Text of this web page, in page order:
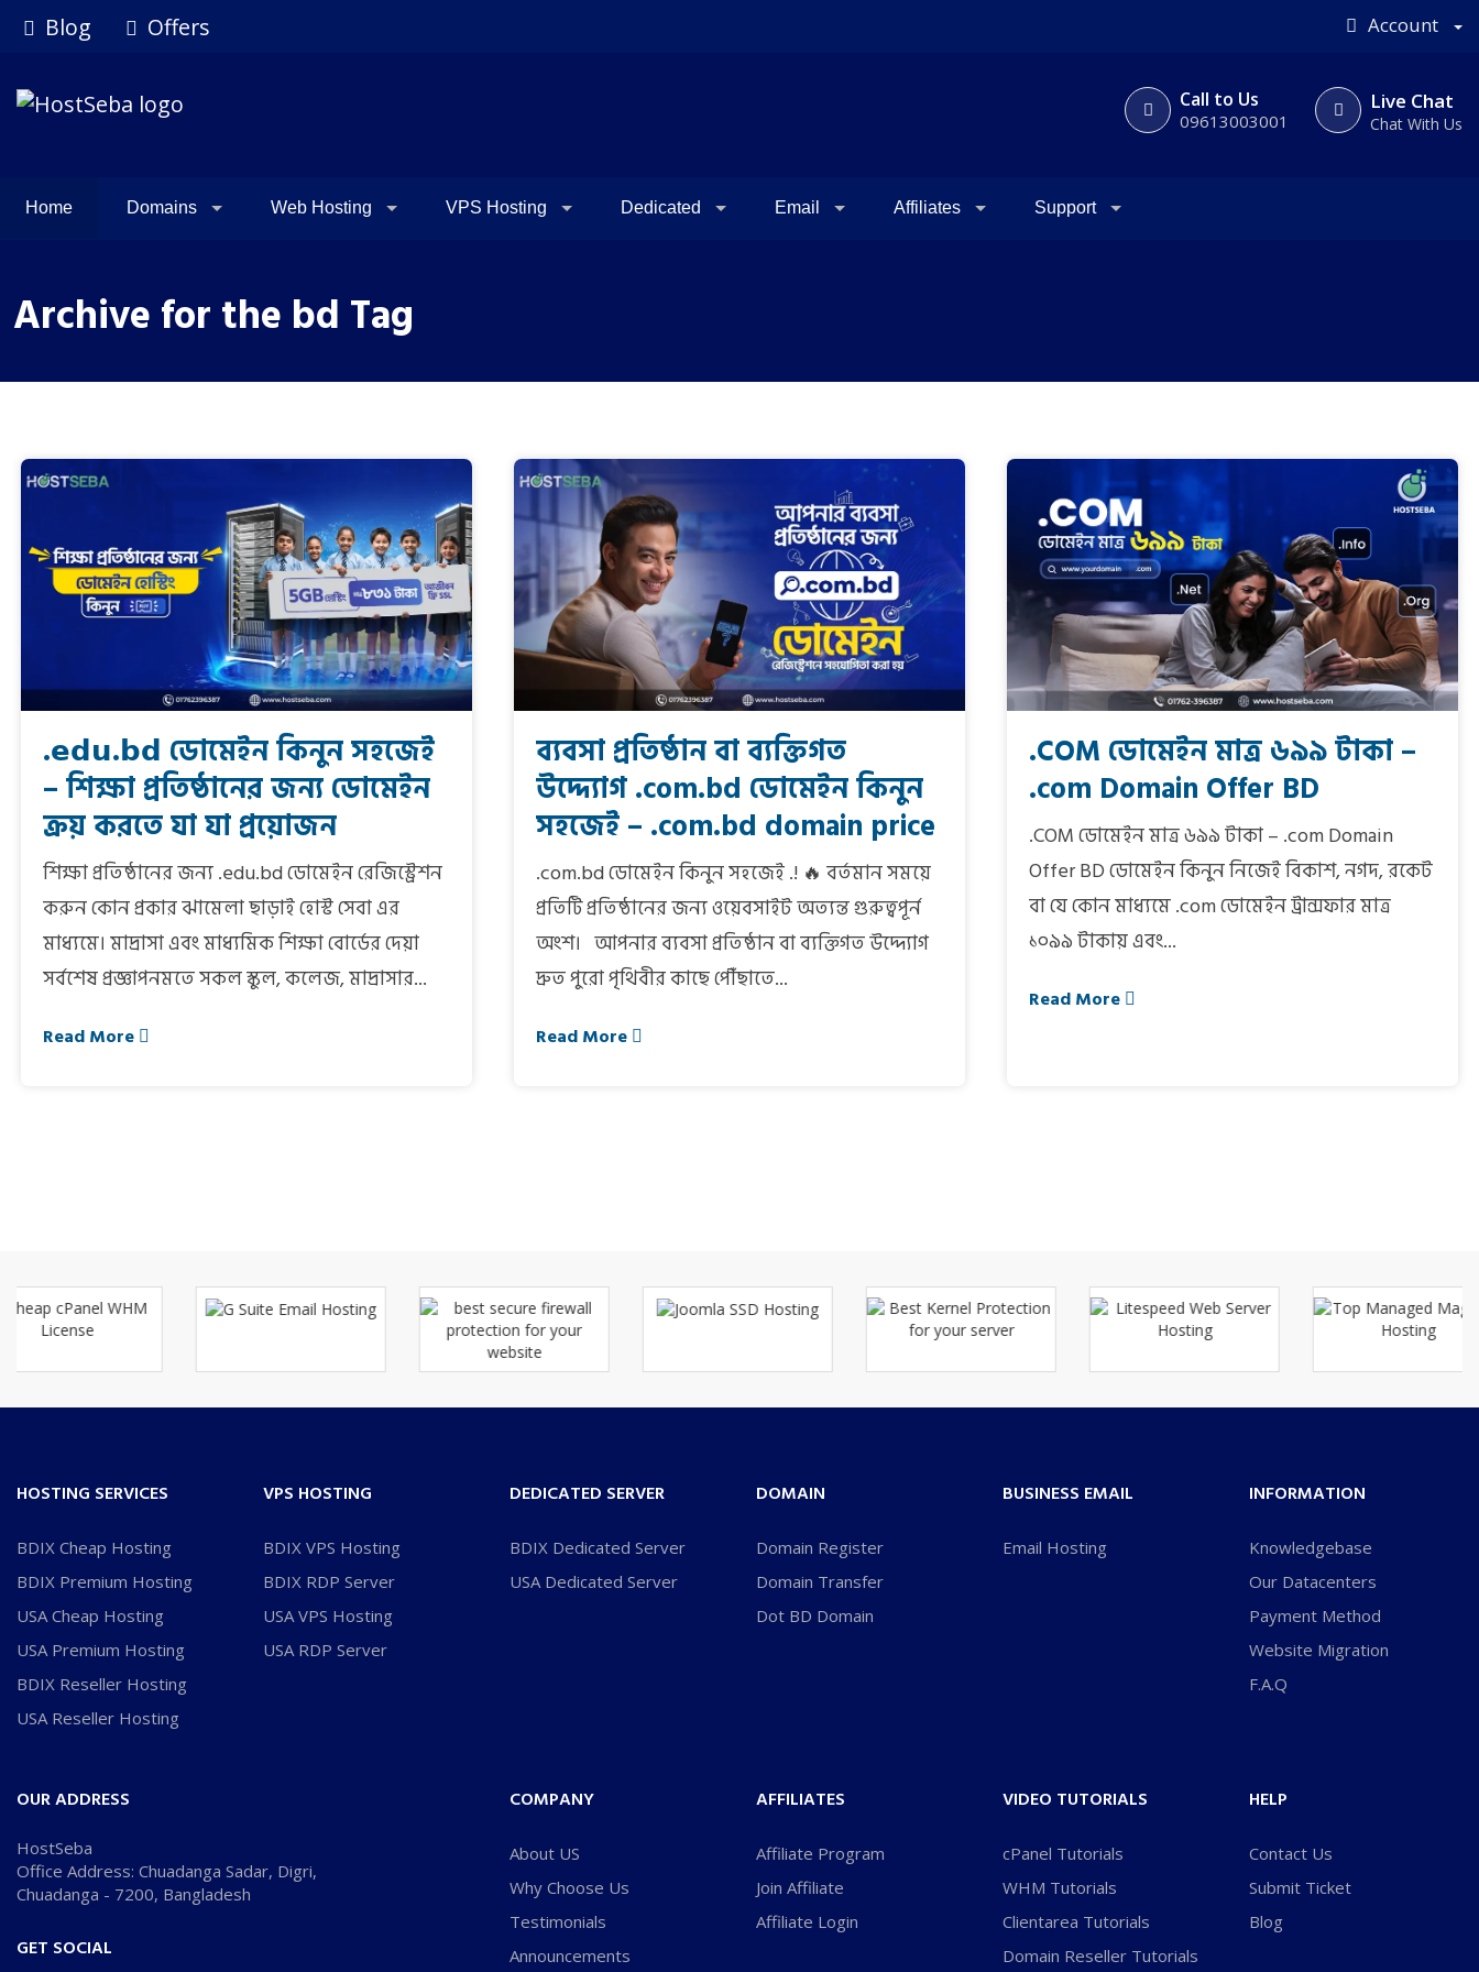
Blog Offers Account
Call to Us
09613003001
Live Chat
Chat With Us
Home Domains Web Hosting VPS Hosting Dedicated Email Affiliates Support
Archive for the bd Tag
.𝗲𝗱𝘂.𝗯𝗱 ডোমেইন কিনুন সহজেই
– শিক্ষা প্রতিষ্ঠানের জন্য ডোমেইন
ক্রয় করতে যা যা প্রয়োজন
শিক্ষা প্রতিষ্ঠানের জন্য .edu.bd ডোমেইন রেজিস্ট্রেশন
করুন কোন প্রকার ঝামেলা ছাড়াই হোস্ট সেবা এর
মাধ্যমে। মাদ্রাসা এবং মাধ্যমিক শিক্ষা বোর্ডের দেয়া
সর্বশেষ প্রজ্ঞাপনমতে সকল স্কুল, কলেজ, মাদ্রাসার...
Read More
ব্যবসা প্রতিষ্ঠান বা ব্যক্তিগত
উদ্দ্যোগ .com.bd ডোমেইন কিনুন
সহজেই – .com.bd domain price
.com.bd ডোমেইন কিনুন সহজেই .! 🔥 বর্তমান সময়ে
প্রতিটি প্রতিষ্ঠানের জন্য ওয়েবসাইট অত্যন্ত গুরুত্বপূর্ন
অংশ। আপনার ব্যবসা প্রতিষ্ঠান বা ব্যক্তিগত উদ্দ্যোগ
দ্রুত পুরো পৃথিবীর কাছে পৌঁছাতে...
Read More
.COM ডোমেইন মাত্র ৬৯৯ টাকা –
.com Domain Offer BD
.COM ডোমেইন মাত্র ৬৯৯ টাকা – .com Domain
Offer BD ডোমেইন কিনুন নিজেই বিকাশ, নগদ, রকেট
বা যে কোন মাধ্যমে .com ডোমেইন ট্রান্সফার মাত্র
১০৯৯ টাকায় এবং...
Read More
HOSTING SERVICES
BDIX Cheap Hosting
BDIX Premium Hosting
USA Cheap Hosting
USA Premium Hosting
BDIX Reseller Hosting
USA Reseller Hosting
VPS HOSTING
BDIX VPS Hosting
BDIX RDP Server
USA VPS Hosting
USA RDP Server
DEDICATED SERVER
BDIX Dedicated Server
USA Dedicated Server
DOMAIN
Domain Register
Domain Transfer
Dot BD Domain
BUSINESS EMAIL
Email Hosting
INFORMATION
Knowledgebase
Our Datacenters
Payment Method
Website Migration
F.A.Q
OUR ADDRESS
HostSeba
Office Address: Chuadanga Sadar, Digri,
Chuadanga - 7200, Bangladesh
GET SOCIAL
COMPANY
About US
Why Choose Us
Testimonials
Announcements
AFFILIATES
Affiliate Program
Join Affiliate
Affiliate Login
VIDEO TUTORIALS
cPanel Tutorials
WHM Tutorials
Clientarea Tutorials
Domain Reseller Tutorials
HELP
Contact Us
Submit Ticket
Blog